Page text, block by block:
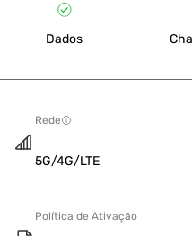
Dados
Rede
5G/4G/LTE
Política de Ativação